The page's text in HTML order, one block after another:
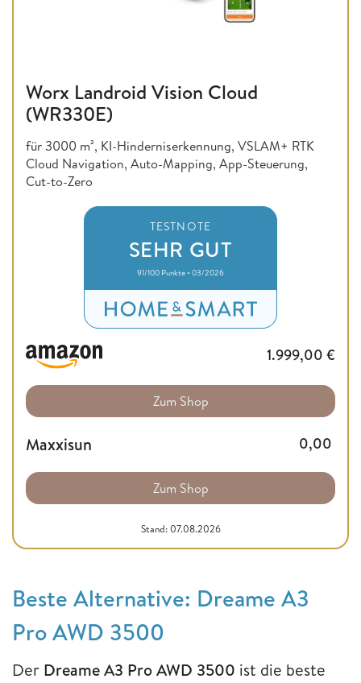
Worx Landroid Vision Cloud
(WR330E)
für 3000 m², KI-Hinderniserkennung, VSLAM+ RTK
Cloud Navigation, Auto-Mapping, App-Steuerung,
Cut-to-Zero
TESTNOTE
SEHR GUT
91/100 Punkte • 03/2026
1.999,00 €
Zum Shop
Maxxisun 0,00
Zum Shop
Stand: 07.08.2026
Beste Alternative: Dreame A3
Pro AWD 3500
Der Dreame A3 Pro AWD 3500 ist die beste